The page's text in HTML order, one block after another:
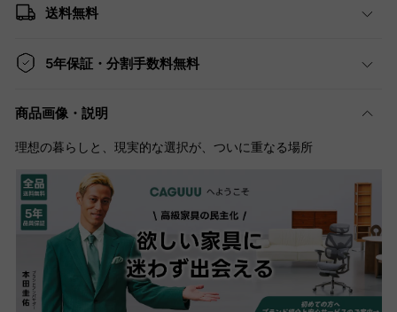
送料無料
5年保証・分割手数料無料
商品画像・説明
理想の暮らしと、現実的な選択が、ついに重なる場所